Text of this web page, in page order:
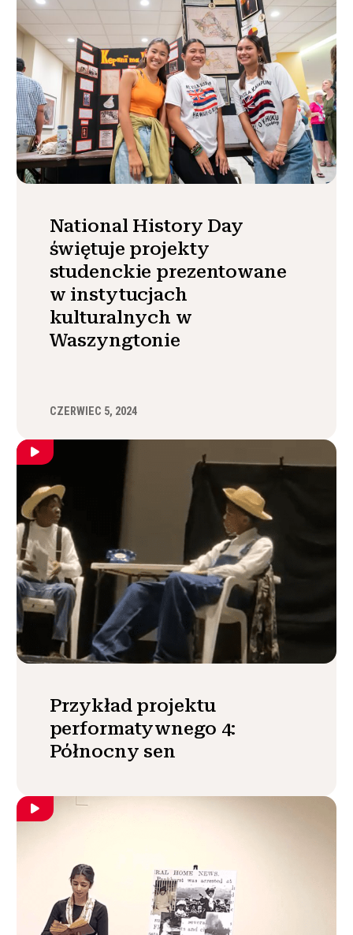
National History Day
świętuje projekty
studenckie prezentowane
w instytucjach
kulturalnych w
Waszyngtonie
CZERWIEC 5, 2024
Przykład projektu
performatywnego 4:
Północny sen